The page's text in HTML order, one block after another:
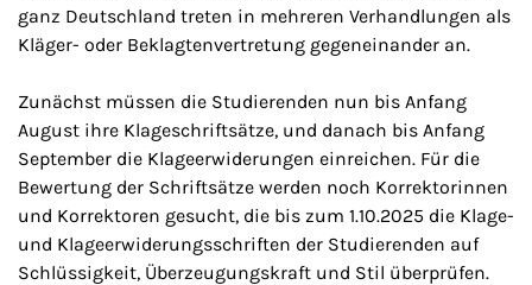
ganz Deutschland treten in mehreren Verhandlungen als
Kläger- oder Beklagtenvertretung gegeneinander an.
Zunächst müssen die Studierenden nun bis Anfang
August ihre Klageschriftsätze, und danach bis Anfang
September die Klageerwiderungen einreichen. Für die
Bewertung der Schriftsätze werden noch Korrektorinnen
und Korrektoren gesucht, die bis zum 1.10.2025 die Klage-
und Klageerwiderungsschriften der Studierenden auf
Schlüssigkeit, Überzeugungskraft und Stil überprüfen.